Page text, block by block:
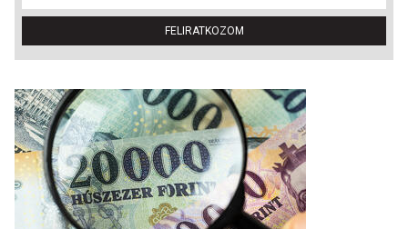
FELIRATKOZOM